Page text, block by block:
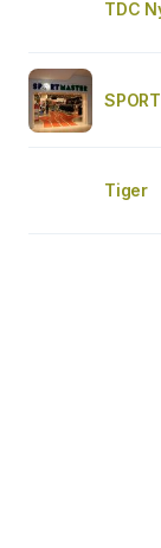
TDC
Tiger